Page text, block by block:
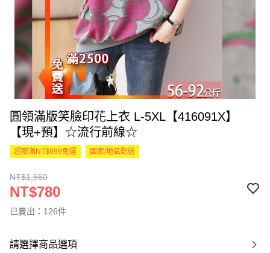
圓領滿版笑臉印花上衣 L-5XL【416091X】
【現+預】☆流行前線☆
超取滿NT$699免運 國家/地區配送
NT$1,560
NT$780
已賣出：126件
請選擇商品選項